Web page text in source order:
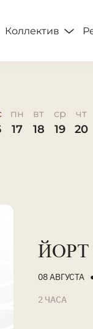
Коллектив
пн
17
вт
18
ср
19
чт
20
08 АВГУСТА
2 ЧАСА